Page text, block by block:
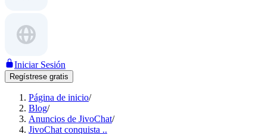
Iniciar Sesión
Regístrese gratis
Página de inicio/
Blog/
Anuncios de JivoChat/
JivoChat conquista ..